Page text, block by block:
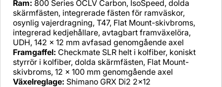
Ram: 800 Series OCLV Carbon, IsoSpeed, dolda
skärmfästen, integrerade fästen för ramväskor,
osynlig vajerdragning, T47, Flat Mount-skivbroms,
integrerad kedjehållare, avtagbart framväxelöra,
UDH, 142 x 12 mm avfasad genomgående axel
Framgaffel: Checkmate SLR helt i kolfiber, koniskt
styrrör i kolfiber, dolda skärmfästen, Flat Mount-
skivbroms, 12 x 100 mm genomgående axel
Växelreglage: Shimano GRX Di2 2x12